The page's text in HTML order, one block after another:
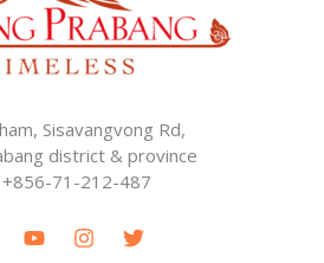
Sisavangvong Rd,
district & province
+856-71-212-487